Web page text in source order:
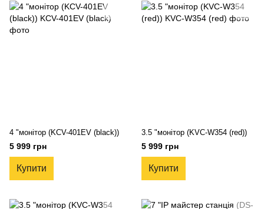
4 "монітор (KCV-401EV (black))
5 999 грн
Купити
3.5 "монітор (KVC-W354 (red))
5 999 грн
Купити